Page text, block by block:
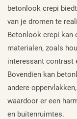
betonlook crepi
van je dromen te
Betonlook crepi kan
materialen, zoals
interessant contrast
Bovendien kan
andere
waardoor er een
en buitenruimtes.